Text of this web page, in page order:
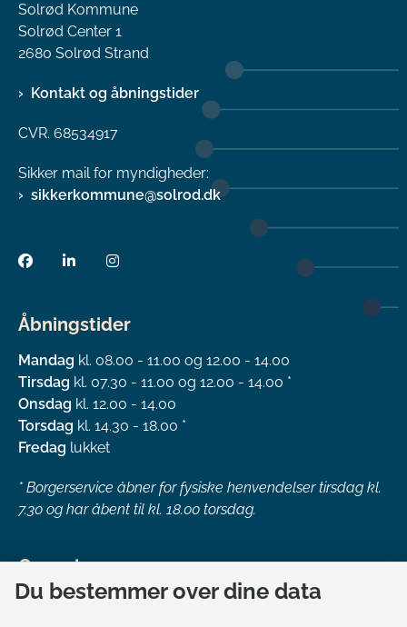
Solrød Kommune
Solrød Center 1
2680 Solrød Strand
Kontakt og åbningstider
CVR. 68534917
Sikker mail for myndigheder:
sikkerkommune@solrod.dk
Åbningstider
Mandag kl. 08.00 - 11.00 og 12.00 - 14.00
Tirsdag kl. 07.30 - 11.00 og 12.00 - 14.00 *
Onsdag kl. 12.00 - 14.00
Torsdag kl. 14.30 - 18.00 *
Fredag lukket
* Borgerservice åbner for fysiske henvendelser tirsdag kl.
7.30 og har åbent til kl. 18.00 torsdag.
Genveje
Om kommunen
Du bestemmer over dine data